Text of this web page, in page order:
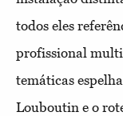
todos eles
profissional
temáticas
Louboutin e o